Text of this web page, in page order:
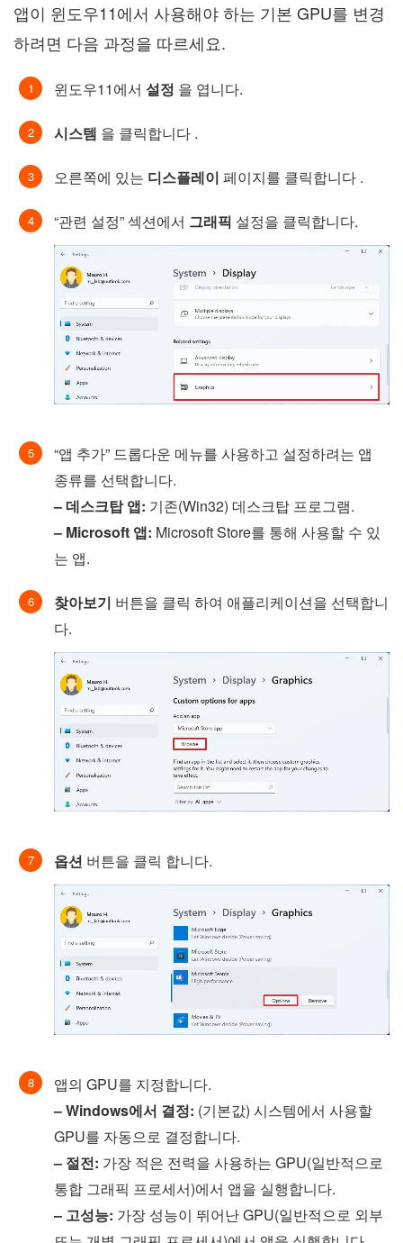
앱이 윈도우11에서 사용해야 하는 기본 GPU를 변경
하려면 다음 과정을 따르세요.
윈도우11에서 설정 을 엽니다.
시스템 을 클릭합니다 .
오른쪽에 있는 디스플레이 페이지를 클릭합니다 .
“관련 설정” 섹션에서 그래픽 설정을 클릭합니다.
“앱 추가” 드롭다운 메뉴를 사용하고 설정하려는 앱
종류를 선택합니다.
– 데스크탑 앱: 기존(Win32) 데스크탑 프로그램.
– Microsoft 앱: Microsoft Store를 통해 사용할 수 있
는 앱.
찾아보기 버튼을 클릭 하여 애플리케이션을 선택합니
다.
옵션 버튼을 클릭 합니다.
앱의 GPU를 지정합니다.
– Windows에서 결정: (기본값) 시스템에서 사용할
GPU를 자동으로 결정합니다.
– 절전: 가장 적은 전력을 사용하는 GPU(일반적으로
통합 그래픽 프로세서)에서 앱을 실행합니다.
– 고성능: 가장 성능이 뛰어난 GPU(일반적으로 외부